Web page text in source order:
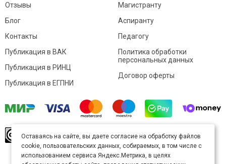
Отзывы
Блог
Контакты
Магистранту
Аспиранту
Педагогу
Публикация в ВАК
Публикация в РИНЦ
Публикация в ЕГПНИ
Политика обработки
персональных данных
Договор оферты
произведение доступно полицензии Creative
Commons «Attribution» («Атрибуция») 4.0
Непортированная.
Оставаясь на сайте, вы даете согласие на обработку файлов
cookie, пользовательских данных, собираемых, в том числе с
использованием сервиса Яндекс.Метрика, в целях